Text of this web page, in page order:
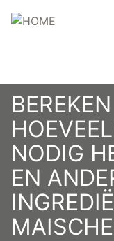
en
gaan
NODIG
EN